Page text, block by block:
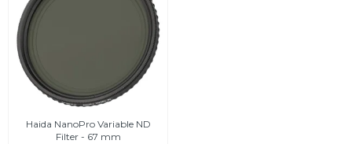
Haida NanoPro Variable ND
Filter - 67 mm